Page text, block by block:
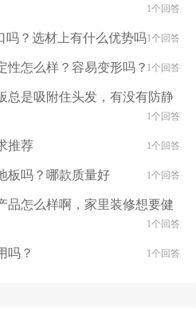
1个回答
吗？选材上有什么优势吗1个回答
性怎么样？容易变形吗？1个回答
总是吸附住头发，有没有防静
1个回答
推荐 1个回答
板吗？哪款质量好 1个回答
品怎么样啊，家里装修想要健
1个回答
吗？ 1个回答